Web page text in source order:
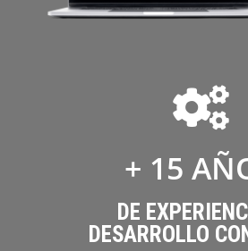
+ 15
DE
DESARROLLO